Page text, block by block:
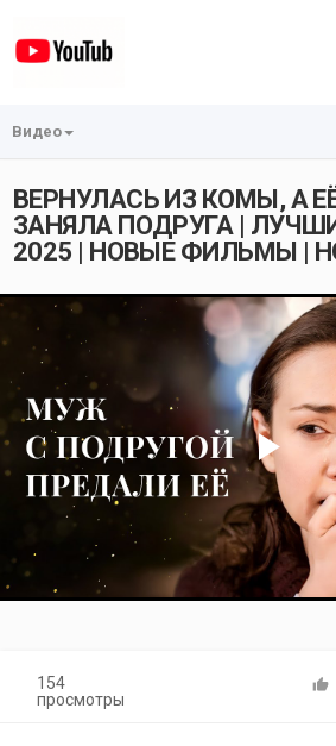
Видео
ВЕРНУЛАСЬ ИЗ КОМЫ, А
ЗАНЯЛА ПОДРУГА |
2025 | НОВЫЕ ФИЛЬМЫ |
154
просмотры